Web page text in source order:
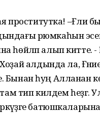
–Ғәлиә
рюмкаһын
алып китте. -
алдында ла,
Бынан һуң Алланан
тип килдем һеҙгә.